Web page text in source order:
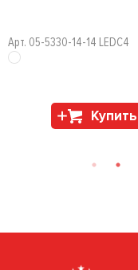
Арт. 05-5330-14-14 LEDC4
Купить